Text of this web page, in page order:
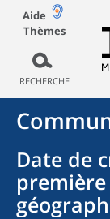
Aide
Thèmes
RECHERCHE
Date de